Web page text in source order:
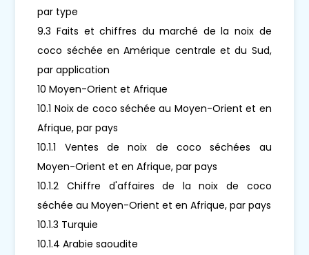
par type
9.3 Faits et chiffres du marché de la noix de
coco séchée en Amérique centrale et du Sud,
par application
10 Moyen-Orient et Afrique
10.1 Noix de coco séchée au Moyen-Orient et en
Afrique, par pays
10.1.1 Ventes de noix de coco séchées au
Moyen-Orient et en Afrique, par pays
10.1.2 Chiffre d'affaires de la noix de coco
séchée au Moyen-Orient et en Afrique, par pays
10.1.3 Turquie
10.1.4 Arabie saoudite